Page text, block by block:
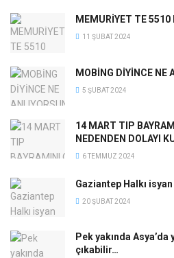
MEMURİYET TE
11 ŞUBAT 2024
MOBİNG DİYİNCE NE
5 ŞUBAT 2024
14 MART TIP
NEDENDEN DOLAYI
6 TEMMUZ 2024
Gaziantep Halkı
20 ŞUBAT 2024
Pek yakında
çıkabilir…